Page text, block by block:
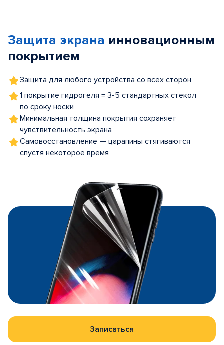
5
Защита экрана инновационным
покрытием
Защита для любого устройства со всех сторон
1 покрытие гидрогеля = 3-5 стандартных стекол
по сроку носки
Минимальная толщина покрытия сохраняет
чувствительность экрана
Самовосстановление — царапины стягиваются
спустя некоторое время
Записаться